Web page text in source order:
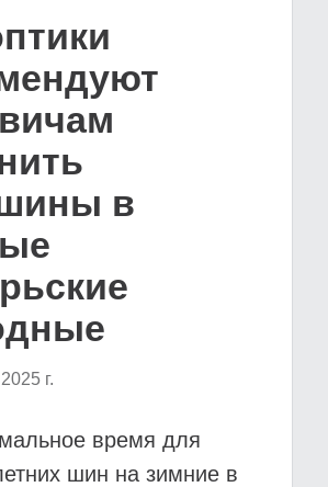
в
г.
время для
шин на зимние в